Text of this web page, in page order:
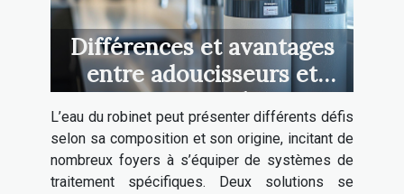
Différences et avantages
entre adoucisseurs et
osmoseurs pour la maison
L’eau du robinet peut présenter différents défis
selon sa composition et son origine, incitant de
nombreux foyers à s’équiper de systèmes de
traitement spécifiques. Deux solutions se